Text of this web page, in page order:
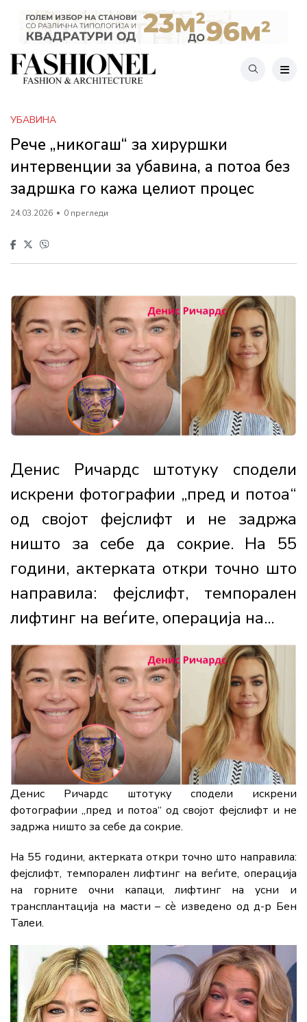
УБАВИНА
Рече „никогаш“ за хируршки
интервенции за убавина, а потоа без
задршка го кажа целиот процес
24.03.2026 0 прегледи
Денис Ричардс штотуку сподели
искрени фотографии „пред и потоа“
од својот фејслифт и не задржа
ништо за себе да сокрие. На 55
години, актерката откри точно што
направила: фејслифт, темпорален
лифтинг на веѓите, операција на...
Денис Ричардс штотуку сподели искрени
фотографии „пред и потоа“ од својот фејслифт и не
задржа ништо за себе да сокрие.
На 55 години, актерката откри точно што направила:
фејслифт, темпорален лифтинг на веѓите, операција
на горните очни капаци, лифтинг на усни и
трансплантација на масти – сè изведено од д-р Бен
Талеи.